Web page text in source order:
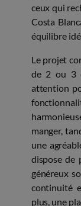
ceux qui
Costa
équilibre
Le projet
de 2 ou 3
attention
manger,
une
dispose de
généreux
continuité
plus, une